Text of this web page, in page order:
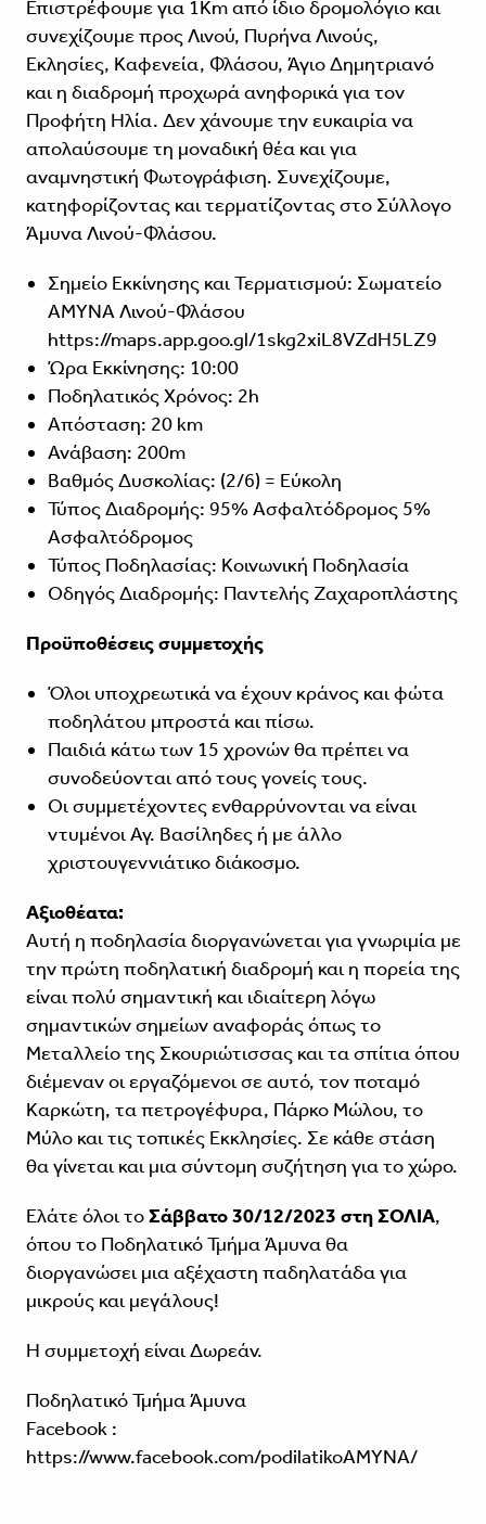
Επιστρέφουμε για 1Km από ίδιο δρομολόγιο και
συνεχίζουμε προς Λινού, Πυρήνα Λινούς,
Εκλησίες, Καφενεία, Φλάσου, Άγιο Δημητριανό
και η διαδρομή προχωρά ανηφορικά για τον
Προφήτη Ηλία. Δεν χάνουμε την ευκαιρία να
απολαύσουμε τη μοναδική θέα και για
αναμνηστική Φωτογράφιση. Συνεχίζουμε,
κατηφορίζοντας και τερματίζοντας στο Σύλλογο
Άμυνα Λινού-Φλάσου.
Σημείο Εκκίνησης και Τερματισμού: Σωματείο
ΑΜΥΝΑ Λινού-Φλάσου
https://maps.app.goo.gl/1skg2xiL8VZdH5LZ9
Ώρα Εκκίνησης: 10:00
Ποδηλατικός Χρόνος: 2h
Απόσταση: 20 km
Ανάβαση: 200m
Βαθμός Δυσκολίας: (2/6) = Εύκολη
Τύπος Διαδρομής: 95% Ασφαλτόδρομος 5%
Ασφαλτόδρομος
Τύπος Ποδηλασίας: Κοινωνική Ποδηλασία
Οδηγός Διαδρομής: Παντελής Ζαχαροπλάστης
Προϋποθέσεις συμμετοχής
Όλοι υποχρεωτικά να έχουν κράνος και φώτα
ποδηλάτου μπροστά και πίσω.
Παιδιά κάτω των 15 χρονών θα πρέπει να
συνοδεύονται από τους γονείς τους.
Οι συμμετέχοντες ενθαρρύνονται να είναι
ντυμένοι Αγ. Βασίληδες ή με άλλο
χριστουγεννιάτικο διάκοσμο.
Αξιοθέατα:
Αυτή η ποδηλασία διοργανώνεται για γνωριμία με
την πρώτη ποδηλατική διαδρομή και η πορεία της
είναι πολύ σημαντική και ιδιαίτερη λόγω
σημαντικών σημείων αναφοράς όπως το
Μεταλλείο της Σκουριώτισσας και τα σπίτια όπου
διέμεναν οι εργαζόμενοι σε αυτό, τον ποταμό
Καρκώτη, τα πετρογέφυρα, Πάρκο Μώλου, το
Μύλο και τις τοπικές Εκκλησίες. Σε κάθε στάση
θα γίνεται και μια σύντομη συζήτηση για το χώρο.
Ελάτε όλοι τοΣάββατο 30/12/2023 στη ΣΟΛΙΑ,
όπου το Ποδηλατικό Τμήμα Άμυνα θα
διοργανώσει μια αξέχαστη παδηλατάδα για
μικρούς και μεγάλους!
Η συμμετοχή είναι Δωρεάν.
Ποδηλατικό Τμήμα Άμυνα
Facebook :
https://www.facebook.com/podilatikoAMYNA/